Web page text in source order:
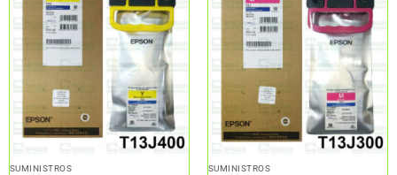
SUMINISTROS SUMINISTROS